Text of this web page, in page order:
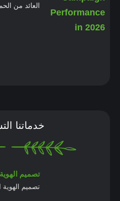
العائد من الحملات.
خدماتنا
تصميم الهوية
تصميم الهوية